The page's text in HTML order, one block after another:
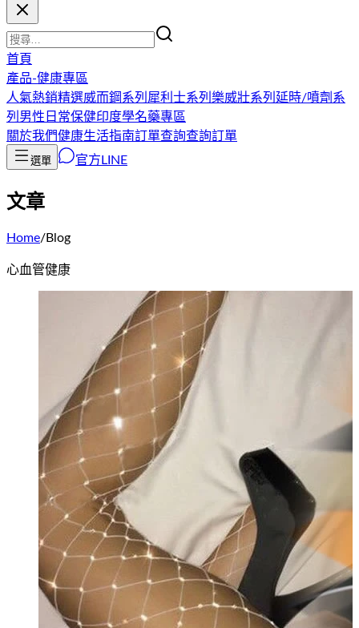
首頁
產品-健康專區
人氣熱銷精選威而鋼系列 犀利士系列 樂威壯系列 延時/噴劑系
列 男性日常保健印度學名藥專區
關於我們健康生活指南訂單查詢查詢訂單
選單 官方LINE
文章
Home/Blog
心血管健康